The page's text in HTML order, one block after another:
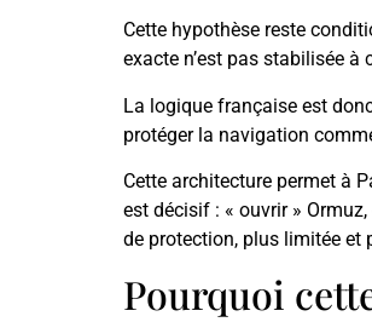
Cette hypothèse reste
exacte n’est pas stabilisée
La logique française est
protéger la navigation
Cette architecture permet à
est décisif : « ouvrir »
de protection, plus limitée et
Pourquoi